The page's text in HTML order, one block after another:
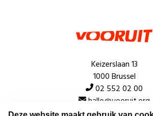
Keizerslaan 13
1000 Brussel
02 552 02 00
hallo@vooruit.org